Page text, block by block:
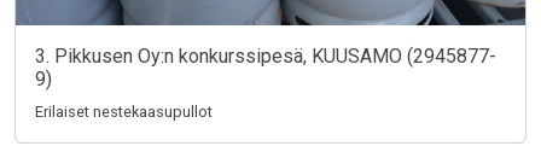
3. Pikkusen Oy:n konkurssipesä, KUUSAMO (2945877-
9)
Erilaiset nestekaasupullot